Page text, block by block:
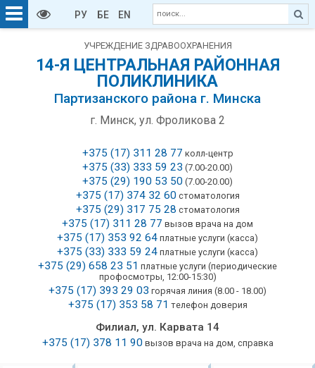
УЧРЕЖДЕНИЕ ЗДРАВООХРАНЕНИЯ
14-Я ЦЕНТРАЛЬНАЯ РАЙОННАЯ
ПОЛИКЛИНИКА
Партизанского района г. Минска
г. Минск, ул. Фроликова 2
+375 (17) 311 28 77 колл-центр
+375 (33) 333 59 23 (7.00-20.00)
+375 (29) 190 53 50 (7.00-20.00)
+375 (17) 374 32 60стоматология
+375 (29) 317 75 28 стоматология
+375 (17) 311 28 77 вызов врача на дом
+375 (17) 353 92 64 платные услуги (касса)
+375 (33) 333 59 24 платные услуги (касса)
+375 (29) 658 23 51 платные услуги (периодические
профосмотры, 12:00-15:30)
+375 (17) 393 29 03 горячая линия (8.00 - 18.00)
+375 (17) 353 58 71 телефон доверия
Филиал, ул. Карвата 14
+375 (17) 378 11 90вызов врача на дом, справка
РУ БЕ EN